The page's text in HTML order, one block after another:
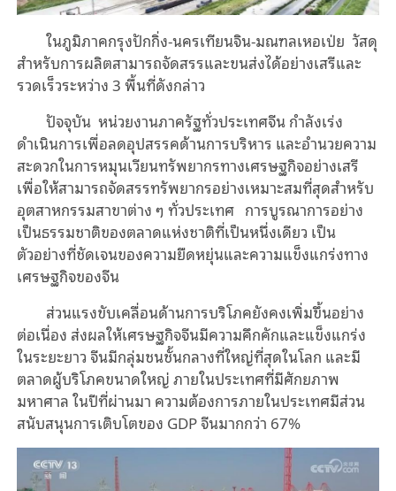
ในภูมิภาคกรุงปักกิ่ง-นครเทียนจิน-มณฑลเหอเป่ย วัสดุ
สำหรับการผลิตสามารถจัดสรรและขนส่งได้อย่างเสรีและ
รวดเร็วระหว่าง 3 พื้นที่ดังกล่าว
ปัจจุบัน หน่วยงานภาครัฐทั่วประเทศจีน กำลังเร่ง
ดำเนินการเพื่อลดอุปสรรคด้านการบริหาร และอำนวยความ
สะดวกในการหมุนเวียนทรัพยากรทางเศรษฐกิจอย่างเสรี
เพื่อให้สามารถจัดสรรทรัพยากรอย่างเหมาะสมที่สุดสำหรับ
อุตสาหกรรมสาขาต่าง ๆ ทั่วประเทศ การบูรณาการอย่าง
เป็นธรรมชาติของตลาดแห่งชาติที่เป็นหนึ่งเดียว เป็น
ตัวอย่างที่ชัดเจนของความยืดหยุ่นและความแข็งแกร่งทาง
เศรษฐกิจของจีน
ส่วนแรงขับเคลื่อนด้านการบริโภคยังคงเพิ่มขึ้นอย่าง
ต่อเนื่อง ส่งผลให้เศรษฐกิจจีนมีความคึกคักและแข็งแกร่ง
ในระยะยาว จีนมีกลุ่มชนชั้นกลางที่ใหญ่ที่สุดในโลก และมี
ตลาดผู้บริโภคขนาดใหญ่ ภายในประเทศที่มีศักยภาพ
มหาศาล ในปีที่ผ่านมา ความต้องการภายในประเทศมีส่วน
สนับสนุนการเติบโตของ GDP จีนมากกว่า 67%